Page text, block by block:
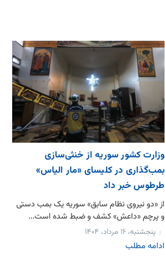
وزارت کشور سوریه از خنثی‌‌سازی
بمب‌گذاری در کلیسای «مار الیاس»
طرطوس خبر داد
از «دو نیروی نظام سابق» سوریه یک بمب دستی
و پرچم «داعش» کشف و ضبط شده است...
پنجشنبه، ۱۶ مرداد، ۱۴۰۴
ادامه مطلب